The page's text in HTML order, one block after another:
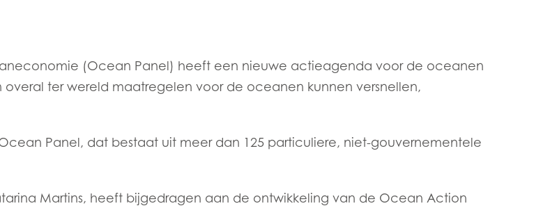
(Ocean Panel) heeft een nieuwe actieagenda voor de oceanen
ter wereld maatregelen voor de oceanen kunnen versnellen,
Panel, dat bestaat uit meer dan 125 particuliere, niet-gouvernementele
Martins, heeft bijgedragen aan de ontwikkeling van de Ocean Action